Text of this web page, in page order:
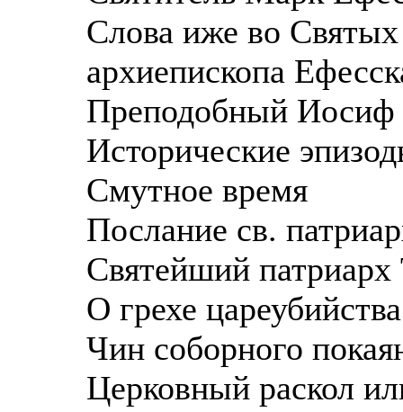
Слова иже во
архиепископа
Преподобный Иосиф
Исторические
Смутное время
Послание св.
Святейший патриарх
О грехе цареубийства
Чин соборного
Церковный раскол